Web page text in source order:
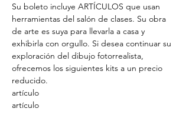
Su boleto incluye ARTÍCULOS que usan
herramientas del salón de clases. Su obra
de arte es suya para llevarla a casa y
exhibirla con orgullo. Si desea continuar su
exploración del dibujo fotorrealista,
ofrecemos los siguientes kits a un precio
reducido.
artículo
artículo